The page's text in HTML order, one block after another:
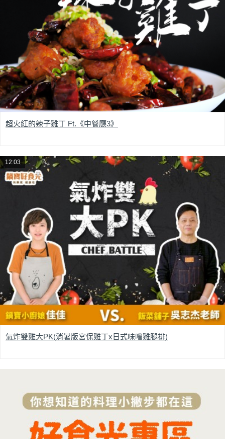
超火紅的辣子雞丁 Ft.《中餐廳3》
12:03
氣炸雙雞大PK(消暑版宮保雞丁x日式味噌雞腿排)